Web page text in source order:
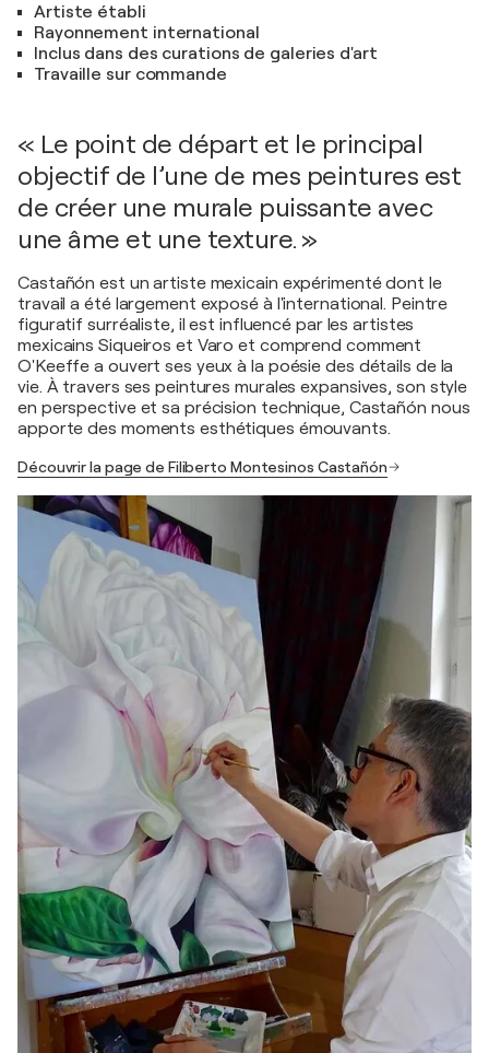
Artiste établi
Rayonnement international
Inclus dans des curations de galeries d'art
Travaille sur commande
« Le point de départ et le principal
objectif de l’une de mes peintures est
de créer une murale puissante avec
une âme et une texture. »
Castañón est un artiste mexicain expérimenté dont le
travail a été largement exposé à l'international. Peintre
figuratif surréaliste, il est influencé par les artistes
mexicains Siqueiros et Varo et comprend comment
O'Keeffe a ouvert ses yeux à la poésie des détails de la
vie. À travers ses peintures murales expansives, son style
en perspective et sa précision technique, Castañón nous
apporte des moments esthétiques émouvants.
Découvrir la page de Filiberto Montesinos Castañón